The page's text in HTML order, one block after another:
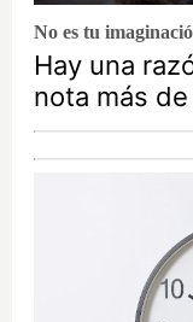
No es tu
Hay una
nota más